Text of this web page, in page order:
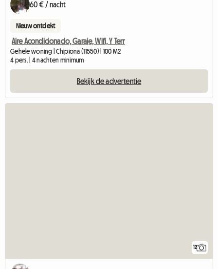
60 € / nacht
Nieuw ontdekt
Aire Acondicionado, Garaje, Wifi, Y Terr
Gehele woning | Chipiona (11550) | 100 M2
4 pers. | 4 nachten minimum
Bekijk de advertentie
12